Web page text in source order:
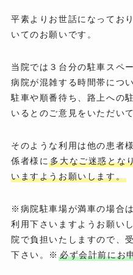
平素よりお世話になってお
いてのお願いです。
当院では３台分の駐車スペ
病院が混雑する時間帯につ
駐車や順番待ち、路上への
いるとのご意見をいただい
そのような利用は他の患者
係者様に多大なご迷惑とな
いますようお願いします。
※病院駐車場が満車の場合
利用下さいますようお願い
院で負担いたしますので、
下さい。※ 必ず会計前にお